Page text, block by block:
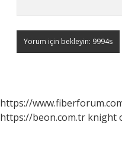
https://
https://beon.com.tr knight